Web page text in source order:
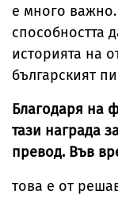
е много
способността
историята на
българският
Благодаря на
тази награда
превод. Във
това е от